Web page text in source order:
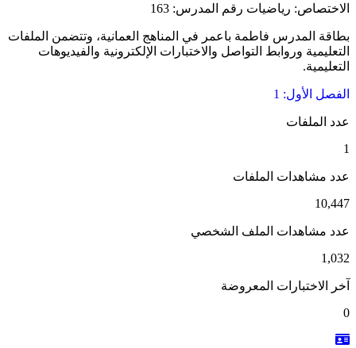
رياضيات رقم المدرس: 163
المدرس فاطمة باعمر في المناهج العمانية، وتتضمن الملفات
وروابط التواصل والاختبارات الإلكترونية والفيديوهات
الأول: 1
الملفات
مشاهدات الملفات
مشاهدات الملف الشخصي
الاختبارات المعروضة